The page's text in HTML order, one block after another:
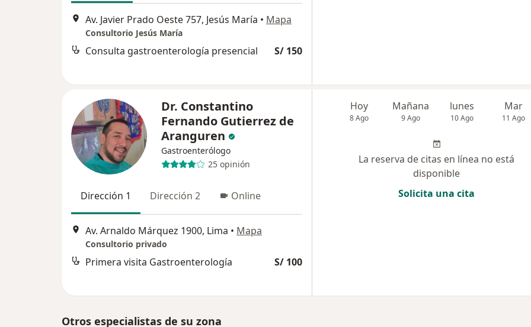
Av. Javier Prado Oeste 757, Jesús María • Mapa
Consultorio Jesús María
Consulta gastroenterología presencial S/ 150
Dr. Constantino
Fernando Gutierrez de
Aranguren
Gastroenterólogo
25 opinión
Dirección 1 Dirección 2 Online
Av. Arnaldo Márquez 1900, Lima • Mapa
Consultorio privado
Primera visita Gastroenterología S/ 100
Hoy
8 Ago
Mañana
9 Ago
lunes
10 Ago
Mar
11 Ago
La reserva de citas en línea no está
disponible
Solicita una cita
Otros especialistas de su zona